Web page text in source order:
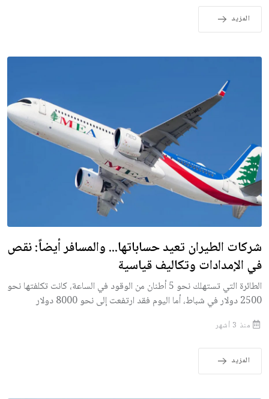
المزيد
شركات الطيران تعيد حساباتها... والمسافر أيضاً: نقص
في الإمدادات وتكاليف قياسية
الطائرة التي تستهلك نحو 5 أطنان من الوقود في الساعة، كانت تكلفتها نحو
2500 دولار في شباط، أما اليوم فقد ارتفعت إلى نحو 8000 دولار
منذ 3 أشهر
المزيد